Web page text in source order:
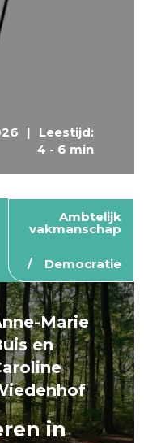
|
Leestijd:
4 - 6 min
Ambtelijk
vakmanschap
Democratie
Marie
en
in